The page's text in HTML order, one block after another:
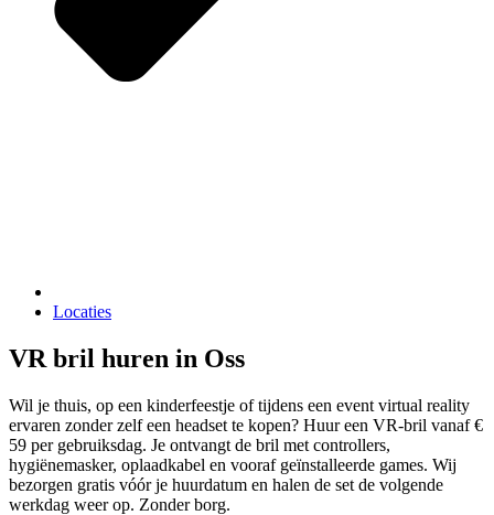
Locaties
VR bril huren in Oss
Wil je thuis, op een kinderfeestje of tijdens een event virtual reality
ervaren zonder zelf een headset te kopen? Huur een VR-bril vanaf €
59 per gebruiksdag. Je ontvangt de bril met controllers,
hygiënemasker, oplaadkabel en vooraf geïnstalleerde games. Wij
bezorgen gratis vóór je huurdatum en halen de set de volgende
werkdag weer op. Zonder borg.